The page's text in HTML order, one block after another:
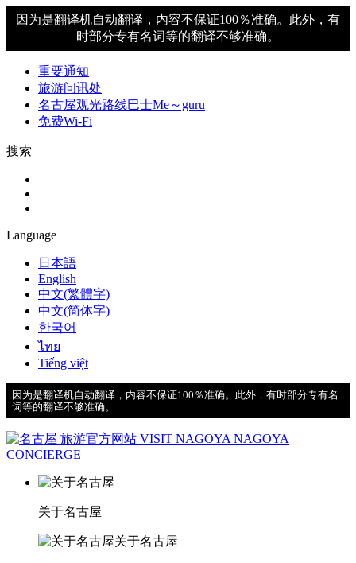
因为是翻译机自动翻译，内容不保证100％准确。此外，有
时部分专有名词等的翻译不够准确。
重要通知
旅游问讯处
名古屋观光路线巴士Me～guru
免费Wi-Fi
搜索
Language
日本語
English
中文(繁體字)
中文(简体字)
한국어
ไทย
Tiếng việt
因为是翻译机自动翻译，内容不保证100％准确。此外，有时部分专有名
词等的翻译不够准确。
关于名古屋
关于名古屋